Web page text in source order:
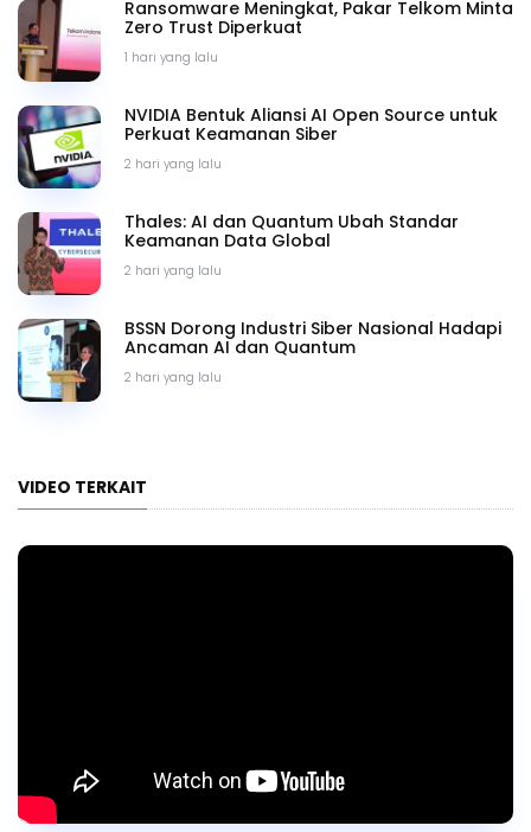
1 hari yang lalu
Ransomware Meningkat, Pakar Telkom Minta
Zero Trust Diperkuat
2 hari yang lalu
NVIDIA Bentuk Aliansi AI Open Source untuk
Perkuat Keamanan Siber
2 hari yang lalu
Thales: AI dan Quantum Ubah Standar
Keamanan Data Global
2 hari yang lalu
BSSN Dorong Industri Siber Nasional Hadapi
Ancaman AI dan Quantum
VIDEO TERKAIT